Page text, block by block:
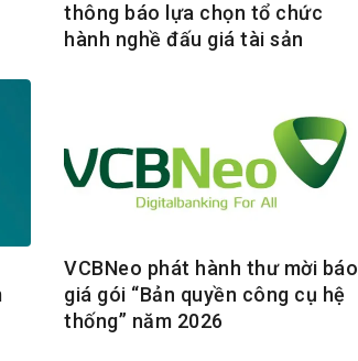
thông báo lựa chọn tổ chức
hành nghề đấu giá tài sản
VCBNeo phát hành thư mời báo
giá gói “Bản quyền công cụ hệ
thống” năm 2026